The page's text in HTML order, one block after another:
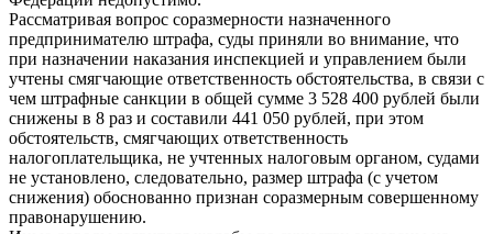
Рассматривая вопрос соразмерности назначенного
предпринимателю штрафа, суды приняли во внимание, что
при назначении наказания инспекцией и управлением были
учтены смягчающие ответственность обстоятельства, в связи с
чем штрафные санкции в общей сумме 3 528 400 рублей были
снижены в 8 раз и составили 441 050 рублей, при этом
обстоятельств, смягчающих ответственность
налогоплательщика, не учтенных налоговым органом, судами
не установлено, следовательно, размер штрафа (с учетом
снижения) обоснованно признан соразмерным совершенному
правонарушению.